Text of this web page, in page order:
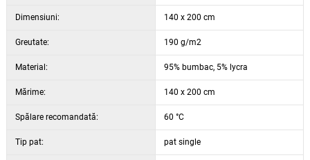
Dimensiuni: 140 x 200 cm
Greutate: 190 g/m2
Material: 95% bumbac, 5% lycra
Mărime: 140 x 200 cm
Spălare recomandată: 60 °C
Tip pat: pat single